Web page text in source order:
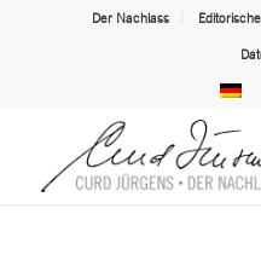
Der Nachlass